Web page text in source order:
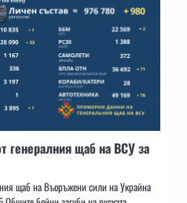
генералния щаб на ВСУ за
щаб на Въоръжени сили на Украйна